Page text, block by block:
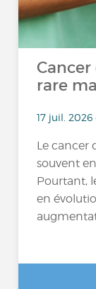
Cancer
rare
17 juil. 2026
Le cancer
souvent
Pourtant,
en